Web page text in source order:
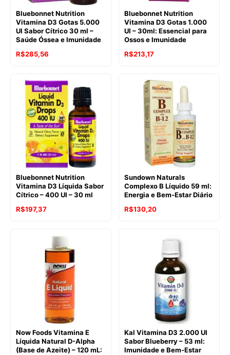
Bluebonnet Nutrition
Vitamina D3 Gotas 5.000
UI Sabor Cítrico 30 ml –
Saúde Óssea e Imunidade
R$285,56
Bluebonnet Nutrition
Vitamina D3 Gotas 1.000
UI – 30ml: Essencial para
Ossos e Imunidade
R$213,17
Bluebonnet Nutrition
Vitamina D3 Líquida Sabor
Cítrico – 400 UI – 30 ml
R$197,37
Sundown Naturals
Complexo B Líquido 59 ml:
Energia e Bem-Estar Diário
R$130,20
Now Foods Vitamina E
Líquida Natural D-Alpha
(Base de Azeite) – 120 mL:
Kal Vitamina D3 2.000 UI
Sabor Blueberry – 53 ml:
Imunidade e Bem-Estar